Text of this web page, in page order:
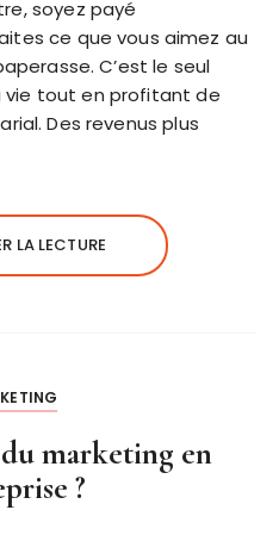
soyez payé
ce que vous aimez au
C’est le seul
vie tout en profitant de
Des revenus plus
LA LECTURE
marketing en
?